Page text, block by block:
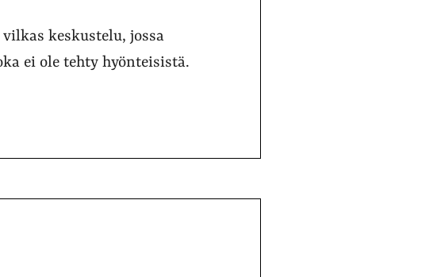
keskustelu, jossa
ei ole tehty hyönteisistä.